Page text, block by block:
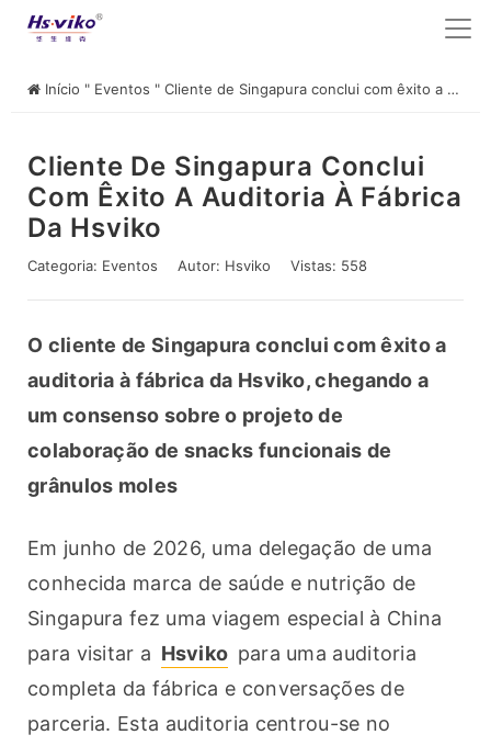
Início " Eventos " Cliente de Singapura conclui com êxito a auditoria à fábrica da Hsviko
Cliente De Singapura Conclui
Com Êxito A Auditoria À Fábrica
Da Hsviko
Categoria: Eventos Autor: Hsviko Vistas: 558
O cliente de Singapura conclui com êxito a
auditoria à fábrica da Hsviko, chegando a
um consenso sobre o projeto de
colaboração de snacks funcionais de
grânulos moles
Em junho de 2026, uma delegação de uma
conhecida marca de saúde e nutrição de
Singapura fez uma viagem especial à China
para visitar a Hsviko para uma auditoria
completa da fábrica e conversações de
parceria. Esta auditoria centrou-se no